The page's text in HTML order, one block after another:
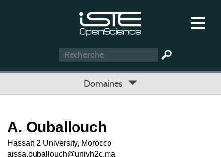
Domaines
A. Ouballouch
Hassan 2 University, Morocco
aissa.ouballouch@univh2c.ma